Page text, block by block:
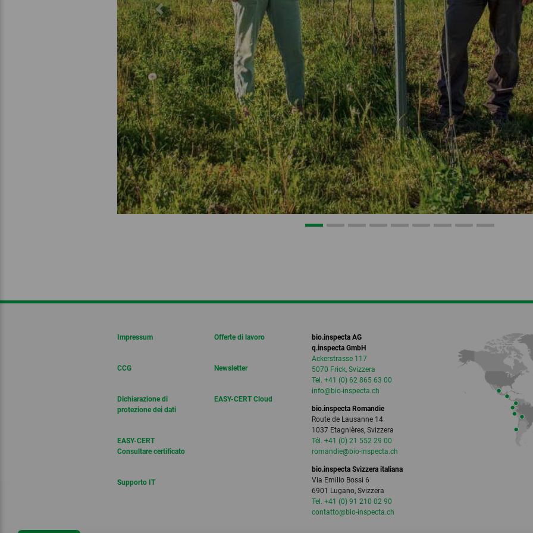
Previous
Impressum
CCG
Dichiarazione di
protezione dei dati
EASY-CERT
Consultare certificato
Supporto IT
Offerte di lavoro
Newsletter
EASY-CERT Cloud
bio.inspecta AG
q.inspecta GmbH
Ackerstrasse 117
5070 Frick, Svizzera
Tel. +41 (0) 62 865 63 00
info@bio-inspecta.ch
bio.inspecta Romandie
Route de Lausanne 14
1037 Etagnières, Svizzera
Tél. +41 (0) 21 552 29 00
romandie@bio-inspecta.ch
bio.inspecta Svizzera italiana
Via Emilio Bossi 6
6901 Lugano, Svizzera
Tel. +41 (0) 91 210 02 90
contatto@bio-inspecta.ch